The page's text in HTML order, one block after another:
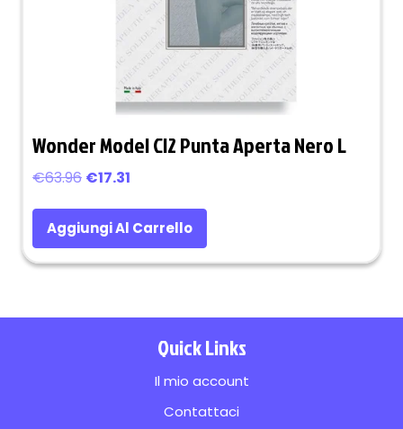
Wonder Model Cl2 Punta Aperta Nero L
€63.96 Il
originale
era:
€63.96.
€17.31
attuale
è:
€17.31.
Aggiungi Al Carrello
Quick Links
Il mio account
Contattaci